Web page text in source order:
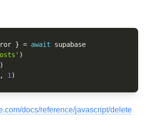
} = await supabase
)
)
, 1 )
docs/reference/javascript/delete